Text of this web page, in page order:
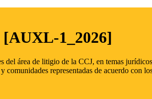
1_2026]
área de litigio de la CCJ, en temas
representadas de acuerdo con